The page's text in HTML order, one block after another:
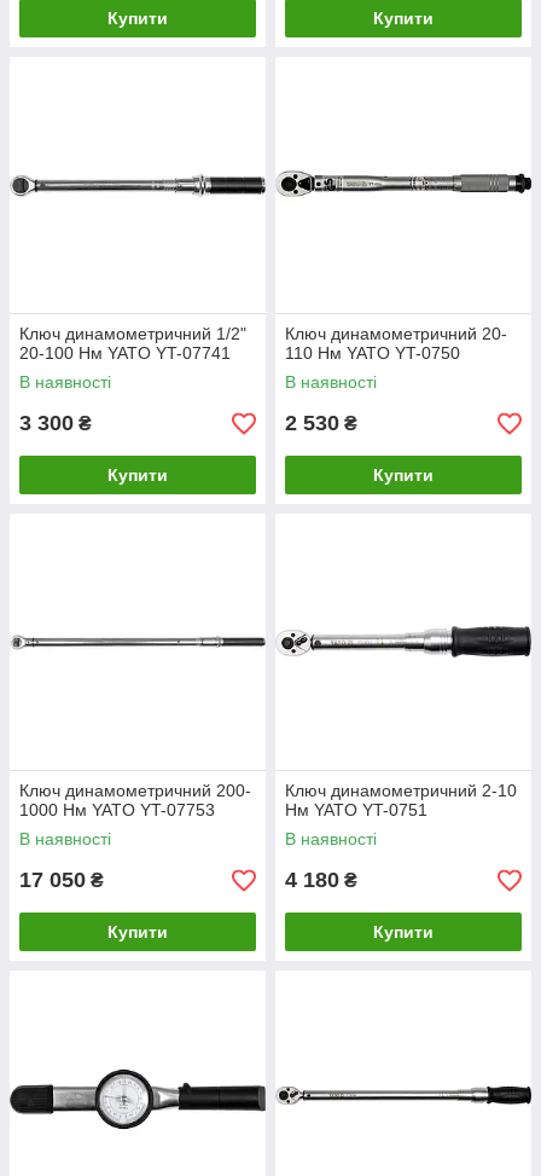
Купити Купити
Ключ динамометричний 1/2"
20-100 Нм YATO YT-07741
В наявності
3 300 ₴
Купити
Ключ динамометричний 20-
110 Нм YATO YT-0750
В наявності
2 530 ₴
Купити
Ключ динамометричний 200-
1000 Нм YATO YT-07753
В наявності
17 050 ₴
Купити
Ключ динамометричний 2-10
Нм YATO YT-0751
В наявності
4 180 ₴
Купити